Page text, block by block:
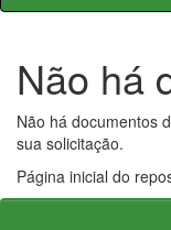
Não há
Não há documentos
sua solicitação.
Página inicial do